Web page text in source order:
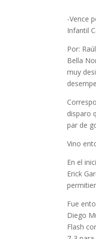
-Vence
Infantil
Por:
Bella
muy
disparo
par de
Vino
En el
Erick
Fue
Diego
Flash